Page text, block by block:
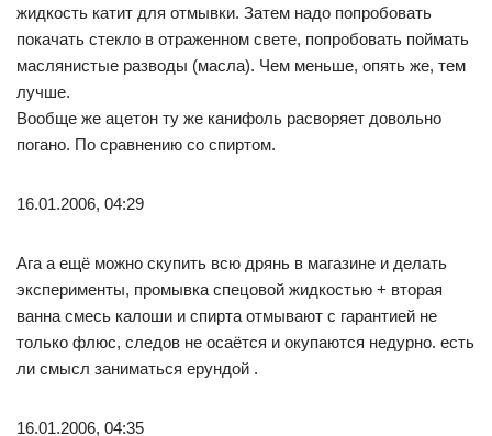
жидкость катит для отмывки. Затем надо попробовать
покачать стекло в отраженном свете, попробовать поймать
маслянистые разводы (масла). Чем меньше, опять же, тем
лучше.
Вообще же ацетон ту же канифоль расворяет довольно
погано. По сравнению со спиртом.
16.01.2006, 04:29
Ага а ещё можно скупить всю дрянь в магазине и делать
эксперименты, промывка спецовой жидкостью + вторая
ванна смесь калоши и спирта отмывают с гарантией не
только флюс, следов не осаётся и окупаются недурно. есть
ли смысл заниматься ерундой .
16.01.2006, 04:35